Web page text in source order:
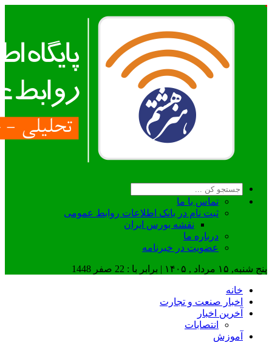
تماس با ما
ثبت نام در بانک اطلاعات روابط عمومی
نقشه بورس ایران
درباره ما
عضويت در خبرنامه
پنج شنبه, ۱۵ مرداد , ۱۴۰۵ | برابر با : 22 صفر 1448
خانه
اخبار صنعت و تجارت
آخرین اخبار
انتصابات
آموزش